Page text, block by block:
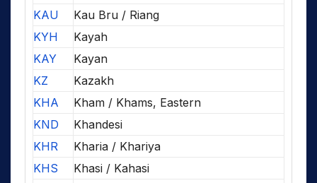
KAU
Kau Bru / Riang
KYH
Kayah
KAY
Kayan
KZ
Kazakh
KHA
Kham / Khams, Eastern
KND
Khandesi
KHR
Kharia / Khariya
KHS
Khasi / Kahasi